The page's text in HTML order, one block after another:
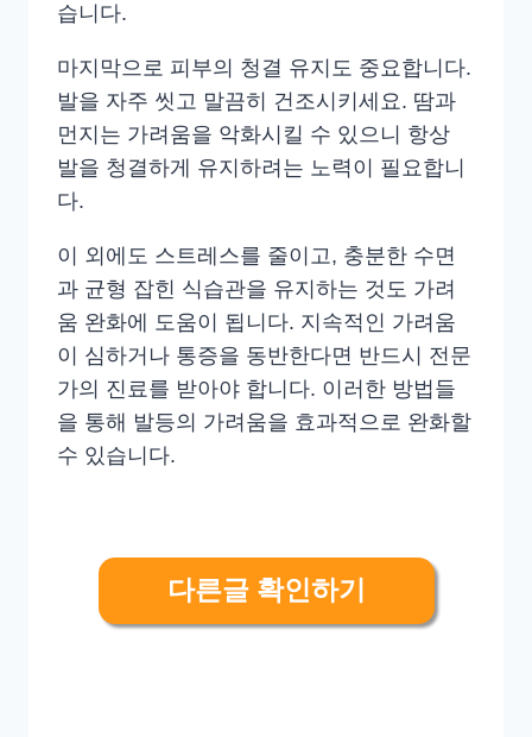
습니다.
마지막으로 피부의 청결 유지도 중요합니다.
발을 자주 씻고 말끔히 건조시키세요. 땀과
먼지는 가려움을 악화시킬 수 있으니 항상
발을 청결하게 유지하려는 노력이 필요합니
다.
이 외에도 스트레스를 줄이고, 충분한 수면
과 균형 잡힌 식습관을 유지하는 것도 가려
움 완화에 도움이 됩니다. 지속적인 가려움
이 심하거나 통증을 동반한다면 반드시 전문
가의 진료를 받아야 합니다. 이러한 방법들
을 통해 발등의 가려움을 효과적으로 완화할
수 있습니다.
다른글 확인하기